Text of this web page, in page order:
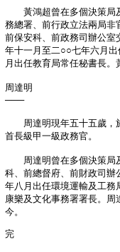
黃鴻超曾在多個決策局及
務總署、前行政立法兩局非
前保安科、前政務司辦公
年十一月至二○○七年六月
月出任教育局常任秘書長。
周達明
───
周達明現年五十五歲，於
首長級甲一級政務官。
周達明曾在多個決策局及
科、前總督府、前財政司
年八月出任環境運輸及工
康樂及文化事務署署長。
今。
完